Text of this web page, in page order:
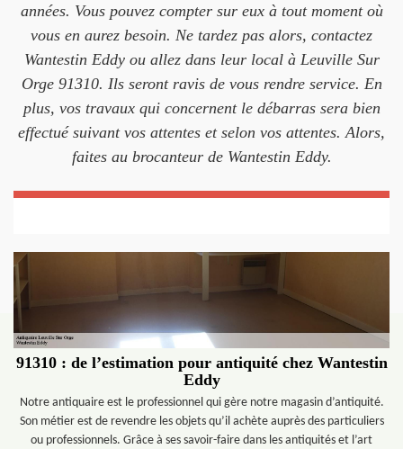
années. Vous pouvez compter sur eux à tout moment où
vous en aurez besoin. Ne tardez pas alors, contactez
Wantestin Eddy ou allez dans leur local à Leuville Sur
Orge 91310. Ils seront ravis de vous rendre service. En
plus, vos travaux qui concernent le débarras sera bien
effectué suivant vos attentes et selon vos attentes. Alors,
faites au brocanteur de Wantestin Eddy.
91310 : de l’estimation pour antiquité chez Wantestin
Eddy
Notre antiquaire est le professionnel qui gère notre magasin d’antiquité.
Son métier est de revendre les objets qu’il achète auprès des particuliers
ou professionnels. Grâce à ses savoir-faire dans les antiquités et l’art